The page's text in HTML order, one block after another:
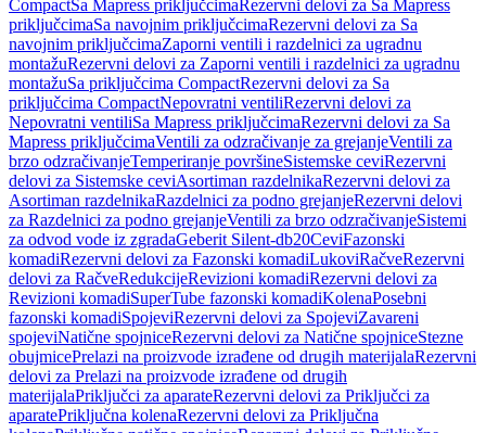
CompactSa Mapress priključcimaRezervni delovi za Sa Mapress
priključcimaSa navojnim priključcimaRezervni delovi za Sa
navojnim priključcimaZaporni ventili i razdelnici za ugradnu
montažuRezervni delovi za Zaporni ventili i razdelnici za ugradnu
montažuSa priključcima CompactRezervni delovi za Sa
priključcima CompactNepovratni ventiliRezervni delovi za
Nepovratni ventiliSa Mapress priključcimaRezervni delovi za Sa
Mapress priključcimaVentili za odzračivanje za grejanjeVentili za
brzo odzračivanjeTemperiranje površineSistemske ceviRezervni
delovi za Sistemske ceviAsortiman razdelnikaRezervni delovi za
Asortiman razdelnikaRazdelnici za podno grejanjeRezervni delovi
za Razdelnici za podno grejanjeVentili za brzo odzračivanjeSistemi
za odvod vode iz zgradaGeberit Silent-db20CeviFazonski
komadiRezervni delovi za Fazonski komadiLukoviRačveRezervni
delovi za RačveRedukcijeRevizioni komadiRezervni delovi za
Revizioni komadiSuperTube fazonski komadiKolenaPosebni
fazonski komadiSpojeviRezervni delovi za SpojeviZavareni
spojeviNatične spojniceRezervni delovi za Natične spojniceStezne
obujmicePrelazi na proizvode izrađene od drugih materijalaRezervni
delovi za Prelazi na proizvode izrađene od drugih
materijalaPriključci za aparateRezervni delovi za Priključci za
aparatePriključna kolenaRezervni delovi za Priključna